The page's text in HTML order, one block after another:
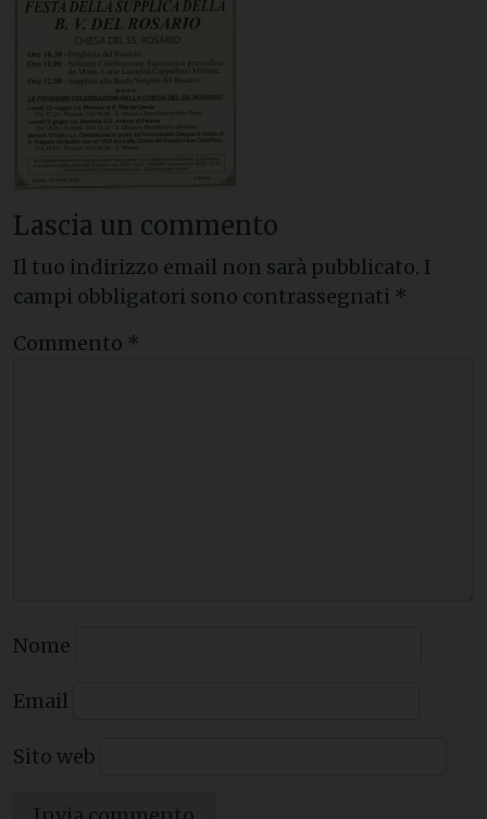
Lascia un commento
Il tuo indirizzo email non sarà pubblicato. I
campi obbligatori sono contrassegnati *
Commento *
Nome
Email
Sito web